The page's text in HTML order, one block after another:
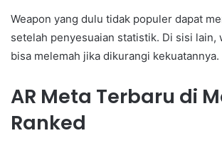
Weapon yang dulu tidak populer dapat
setelah penyesuaian statistik. Di sisi lain,
bisa melemah jika dikurangi kekuatannya.
AR Meta Terbaru di
Ranked